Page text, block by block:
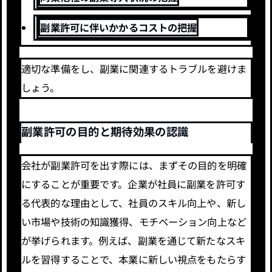
副業許可に伴いかかるコストの把握
適切な準備をし、副業に関連するトラブルを避けま
しょう。
副業許可の目的と期待効果の認識
会社が副業許可を出す際には、まずその目的を明確
にすることが重要です。企業が社員に副業を許可す
る代表的な理由として、社員のスキル向上や、新し
い市場や技術の知識獲得、モチベーション向上など
が挙げられます。例えば、副業を通じて新たなスキ
ルを習得することで、本業に新しい視点をもたらす